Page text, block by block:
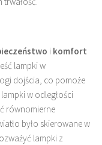
i komfort
lampki w
dojścia, co pomoże
w odległości
równomierne
było skierowane w
lampki z